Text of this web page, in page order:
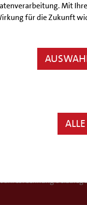
Mit
für die Zukunft
einer
KiFiBu
Friedhofes und/oder